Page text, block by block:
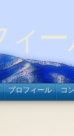
ィ
プロフィール コ